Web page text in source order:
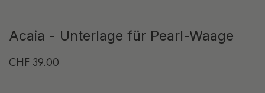
Acaia - Unterlage für Pearl-Waage
Regulärer Preis
CHF 39.00